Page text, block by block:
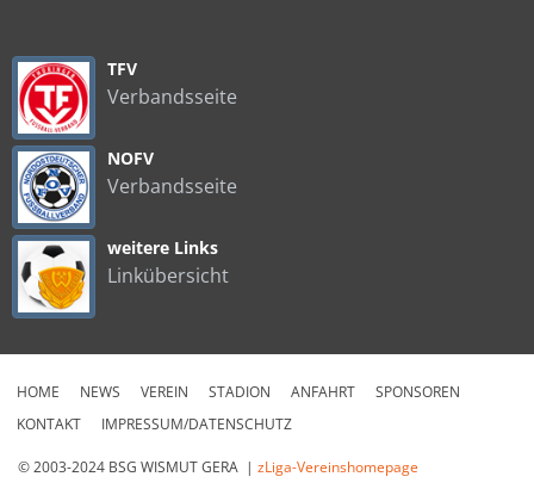
TFV
Verbandsseite
NOFV
Verbandsseite
weitere Links
Linkübersicht
HOME NEWS VEREIN STADION ANFAHRT
SPONSOREN
KONTAKT
IMPRESSUM/DATENSCHUTZ
© 2003-2024 BSG WISMUT GERA | zLiga-Vereinshomepage